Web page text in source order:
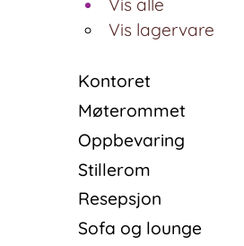
Vis alle
Vis lagervare
Kontoret
Møterommet
Oppbevaring
Stillerom
Resepsjon
Sofa og lounge